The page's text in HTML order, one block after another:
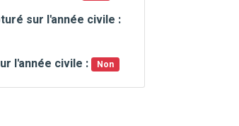
sur l'année civile :
l'année civile : Non